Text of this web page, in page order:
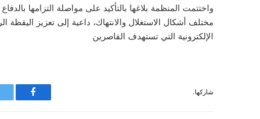
واختتمت المنظمة بلاغها بالتأكيد على مواصلة التزامها
مختلف أشكال الاستغلال والانتهاك، داعية إلى تعزيز اليقظة
الإلكترونية التي تستهدف القاصرين
شاركها.
فيسبوك